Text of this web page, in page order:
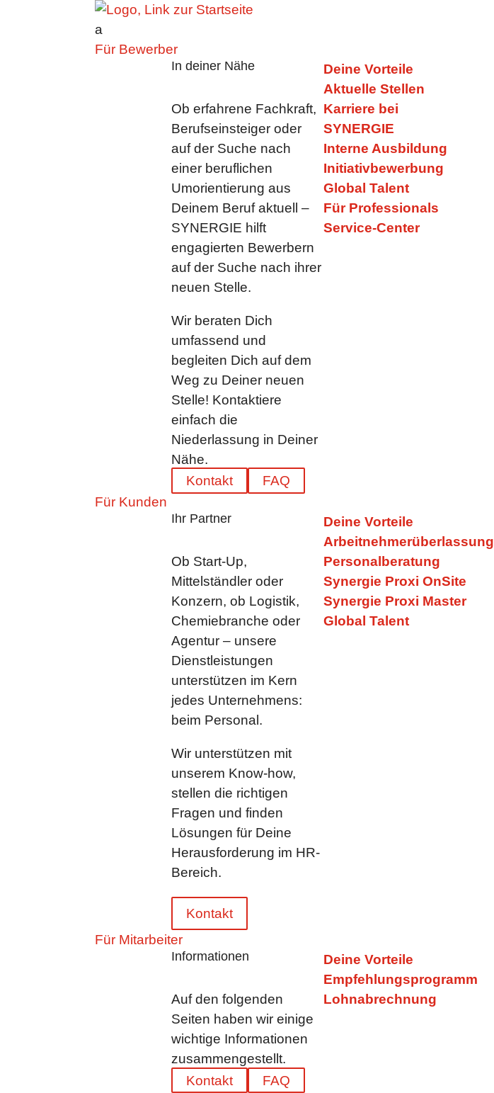
a
Für Bewerber
In deiner Nähe
Ob erfahrene Fachkraft,
Berufseinsteiger oder
auf der Suche nach
einer beruflichen
Umorientierung aus
Deinem Beruf aktuell –
SYNERGIE hilft
engagierten Bewerbern
auf der Suche nach ihrer
neuen Stelle.
Wir beraten Dich
umfassend und
begleiten Dich auf dem
Weg zu Deiner neuen
Stelle! Kontaktiere
einfach die
Niederlassung in Deiner
Nähe.
Kontakt
FAQ
Deine Vorteile
Aktuelle Stellen
Karriere bei
SYNERGIE
Interne Ausbildung
Initiativbewerbung
Global Talent
Für Professionals
Service-Center
Für Kunden
Ihr Partner
Ob Start-Up,
Mittelständler oder
Konzern, ob Logistik,
Chemiebranche oder
Agentur – unsere
Dienstleistungen
unterstützen im Kern
jedes Unternehmens:
beim Personal.
Wir unterstützen mit
unserem Know-how,
stellen die richtigen
Fragen und finden
Lösungen für Deine
Herausforderung im HR-
Bereich.
Kontakt
Deine Vorteile
Arbeitnehmerüberlassung
Personalberatung
Synergie Proxi OnSite
Synergie Proxi Master
Global Talent
Für Mitarbeiter
Informationen
Auf den folgenden
Seiten haben wir einige
wichtige Informationen
zusammengestellt.
Kontakt
FAQ
Deine Vorteile
Empfehlungsprogramm
Lohnabrechnung